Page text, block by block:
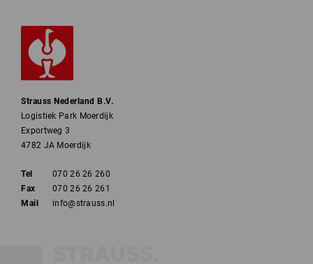
Strauss Nederland B.V.
Logistiek Park Moerdijk
Exportweg 3
4782 JA Moerdijk
Tel
070 26 26 260
Fax
070 26 26 261
Mail
info@strauss.nl